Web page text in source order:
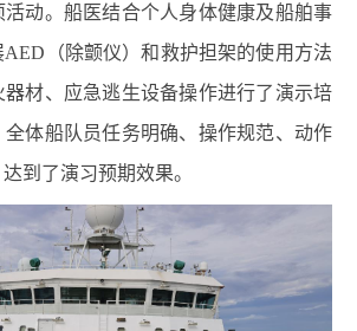
动。船医结合个人身体健康及船舶事
（除颤仪）和救护担架的使用方法
材、应急逃生设备操作进行了演示培
体船队员任务明确、操作规范、动作
到了演习预期效果。